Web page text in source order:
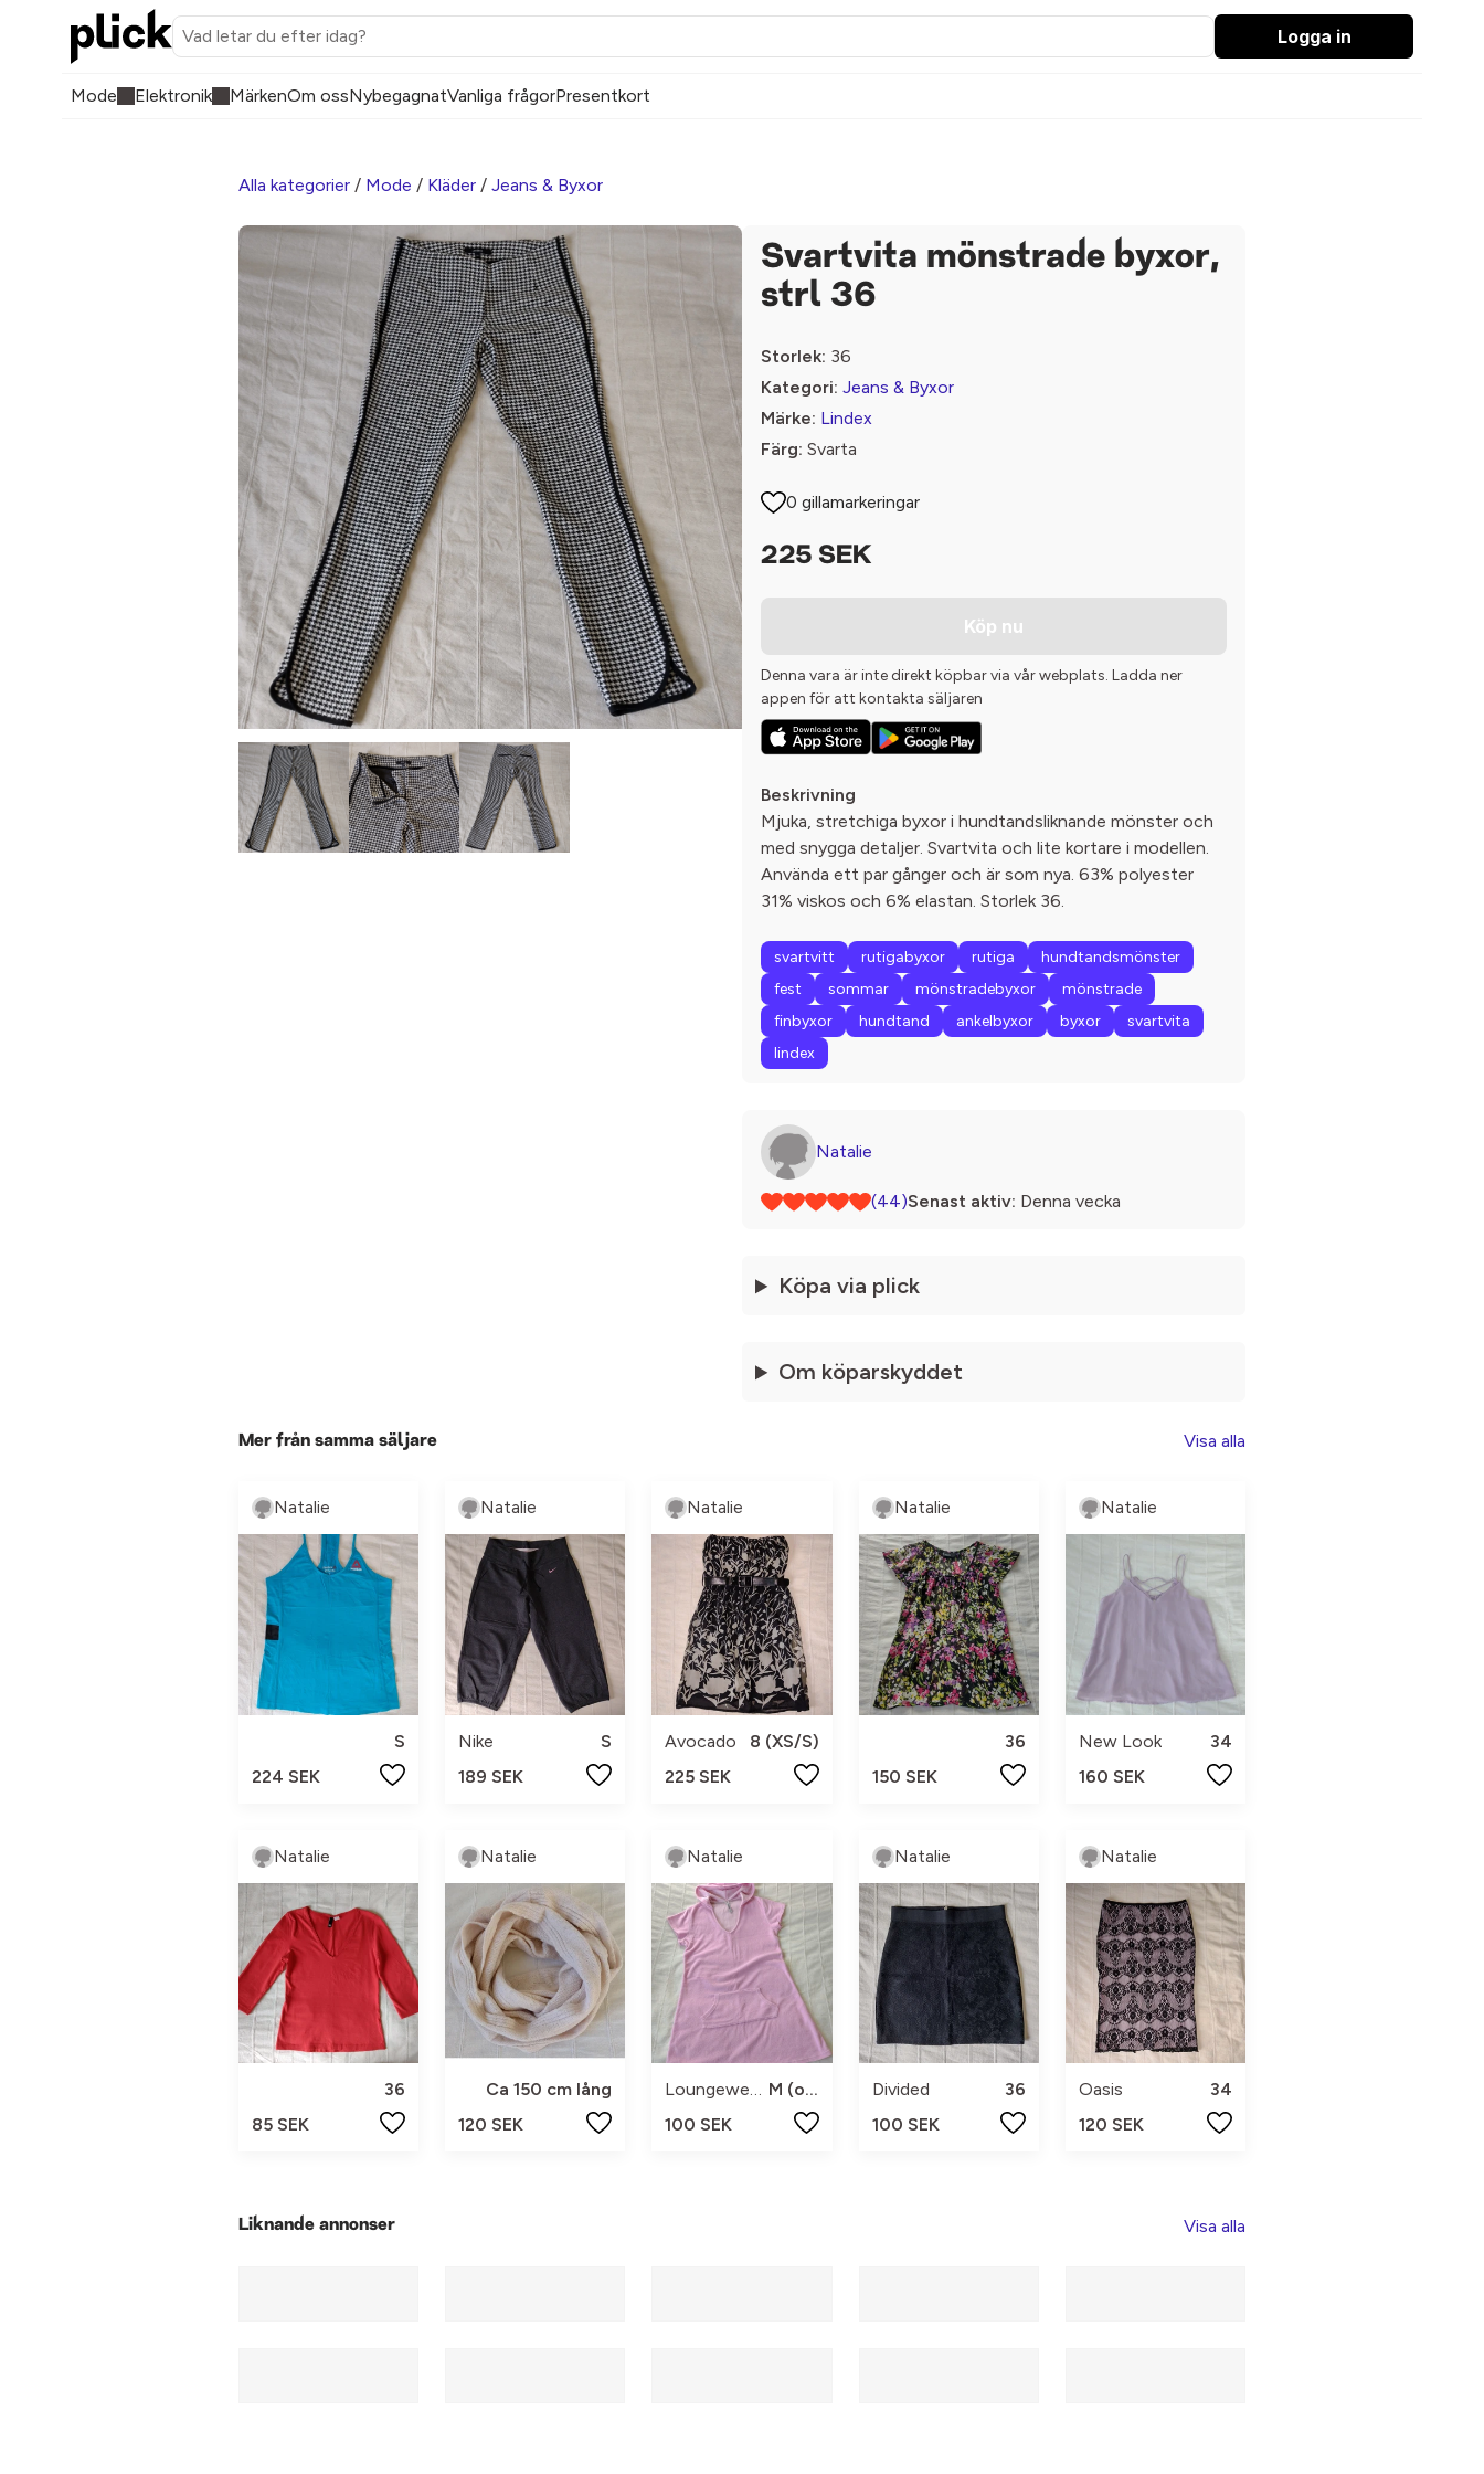
Logga in
Mode Elektronik MärkenOm ossNybegagnatVanliga frågorPresentkort
Alla kategorier / Mode / Kläder / Jeans & Byxor
Svartvita mönstrade byxor,
strl 36
Storlek: 36
Kategori: Jeans & Byxor
Märke: Lindex
Färg: Svarta
0 gillamarkeringar
225 SEK
Köp nu
Denna vara är inte direkt köpbar via vår webplats. Ladda ner
appen för att kontakta säljaren
Beskrivning
Mjuka, stretchiga byxor i hundtandsliknande mönster och
med snygga detaljer. Svartvita och lite kortare i modellen.
Använda ett par gånger och är som nya. 63% polyester
31% viskos och 6% elastan. Storlek 36.
svartvitt rutigabyxor rutiga
hundtandsmönster
fest
sommar mönstradebyxor
mönstrade
finbyxor
hundtand ankelbyxor byxor
svartvita
lindex
Natalie
(44)Senast aktiv: Denna vecka
Köpa via plick
Om köparskyddet
Mer från samma säljare Visa alla
Natalie
S
224 SEK
Natalie
Nike
S
189 SEK
Natalie
Avocado
8 (XS/S)
225 SEK
Natalie
36
150 SEK
Natalie
New Look
34
160 SEK
Natalie
36
85 SEK
Natalie
Ca 150 cm lång
120 SEK
Natalie
M (och S)
100 SEK
Natalie
Divided
36
100 SEK
Natalie
Oasis
34
120 SEK
Liknande annonser Visa alla